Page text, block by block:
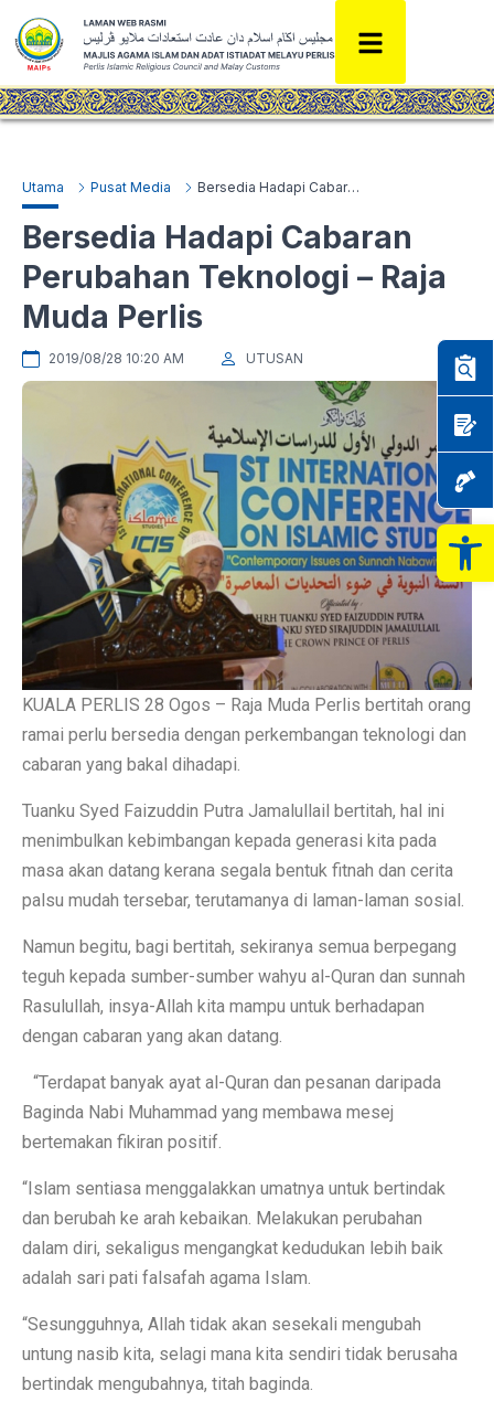
Utama Pusat Media Bersedia Hadapi Cabaran Perubahan Teknologi – Raja Muda Perlis
Bersedia Hadapi Cabaran
Perubahan Teknologi – Raja
Muda Perlis
2019/08/28 10:20 AM UTUSAN
KUALA PERLIS 28 Ogos – Raja Muda Perlis bertitah orang
ramai perlu bersedia dengan perkembangan teknologi dan
cabaran yang bakal dihadapi.
Tuanku Syed Faizuddin Putra Jamalullail bertitah, hal ini
menimbulkan kebimbangan kepada generasi kita pada
masa akan datang kerana segala bentuk fitnah dan cerita
palsu mudah tersebar, terutamanya di laman-laman sosial.
Namun begitu, bagi bertitah, sekiranya semua berpegang
teguh kepada sumber-sumber wahyu al-Quran dan sunnah
Rasulullah, insya-Allah kita mampu untuk berhadapan
dengan cabaran yang akan datang.
“Terdapat banyak ayat al-Quran dan pesanan daripada
Baginda Nabi Muhammad yang membawa mesej
bertemakan fikiran positif.
“Islam sentiasa menggalakkan umatnya untuk bertindak
dan berubah ke arah kebaikan. Melakukan perubahan
dalam diri, sekaligus mengangkat kedudukan lebih baik
adalah sari pati falsafah agama Islam.
“Sesungguhnya, Allah tidak akan sesekali mengubah
untung nasib kita, selagi mana kita sendiri tidak berusaha
bertindak mengubahnya, titah baginda.